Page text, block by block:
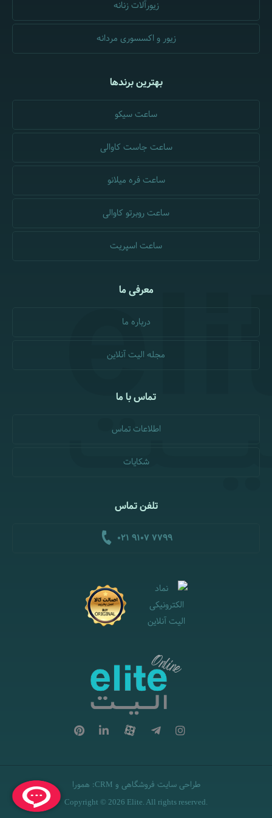
زیورآلات زنانه
زیور و اکسسوری مردانه
بهترین برندها
ساعت سیکو
ساعت جاست کاوالی
ساعت فره میلانو
ساعت روبرتو کاوالی
ساعت اسپریت
معرفی ما
درباره ما
مجله الیت آنلاین
تماس با ما
اطلاعات تماس
شکایات
تلفن تماس
021 9107 7799
طراحی سایت فروشگاهی و CRM
: همورا
Copyright © 2026 Elite. All rights reserved.